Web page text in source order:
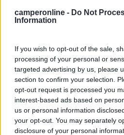
camperonline - Do Not
Information
If you wish to opt-out of the sale,
processing of your personal or
targeted advertising by us, please
section to confirm your selection.
opt-out request is processed you
interest-based ads based on
us or personal information
your opt-out. You may separately
disclosure of your personal
Area di sosta (AA)
Agriturismo Etna Wine
8,6
Servizi / Posizione